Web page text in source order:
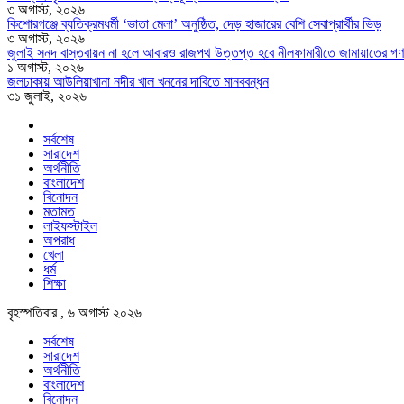
৩ অগাস্ট, ২০২৬
কিশোরগঞ্জে ব্যতিক্রমধর্মী ‘ভাতা মেলা’ অনুষ্ঠিত, দেড় হাজারের বেশি সেবাপ্রার্থীর ভিড়
৩ অগাস্ট, ২০২৬
জুলাই সনদ বাস্তবায়ন না হলে আবারও রাজপথ উত্তপ্ত হবে নীলফামারীতে জামায়াতের
১ অগাস্ট, ২০২৬
জলঢাকায় আউলিয়াখানা নদীর খাল খননের দাবিতে মানববন্ধন
৩১ জুলাই, ২০২৬
সর্বশেষ
সারাদেশ
অর্থনীতি
বাংলাদেশ
বিনোদন
মতামত
লাইফস্টাইল
অপরাধ
খেলা
ধর্ম
শিক্ষা
বৃহস্পতিবার , ৬ অগাস্ট ২০২৬
সর্বশেষ
সারাদেশ
অর্থনীতি
বাংলাদেশ
বিনোদন